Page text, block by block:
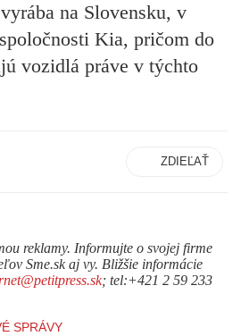
na Slovensku, v
Kia, pričom do
vozidlá práve v týchto
ZDIEĽAŤ
reklamy. Informujte o svojej firme
Sme.sk aj vy. Bližšie informácie
; tel:+421 2 59 233
SPRÁVY